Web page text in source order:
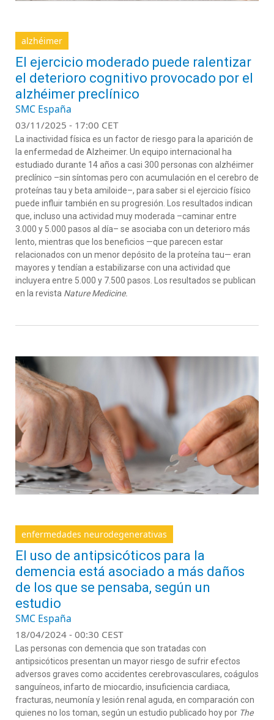
alzhéimer
El ejercicio moderado puede ralentizar
el deterioro cognitivo provocado por el
alzhéimer preclínico
SMC España
03/11/2025 - 17:00 CET
La inactividad física es un factor de riesgo para la aparición de
la enfermedad de Alzheimer. Un equipo internacional ha
estudiado durante 14 años a casi 300 personas con alzhéimer
preclínico –sin síntomas pero con acumulación en el cerebro de
proteínas tau y beta amiloide–, para saber si el ejercicio físico
puede influir también en su progresión. Los resultados indican
que, incluso una actividad muy moderada –caminar entre
3.000 y 5.000 pasos al día– se asociaba con un deterioro más
lento, mientras que los beneficios —que parecen estar
relacionados con un menor depósito de la proteína tau— eran
mayores y tendían a estabilizarse con una actividad que
incluyera entre 5.000 y 7.500 pasos. Los resultados se publican
en la revista Nature Medicine.
enfermedades neurodegenerativas
El uso de antipsicóticos para la
demencia está asociado a más daños
de los que se pensaba, según un
estudio
SMC España
18/04/2024 - 00:30 CEST
Las personas con demencia que son tratadas con
antipsicóticos presentan un mayor riesgo de sufrir efectos
adversos graves como accidentes cerebrovasculares, coágulos
sanguíneos, infarto de miocardio, insuficiencia cardiaca,
fracturas, neumonía y lesión renal aguda, en comparación con
quienes no los toman, según un estudio publicado hoy por The